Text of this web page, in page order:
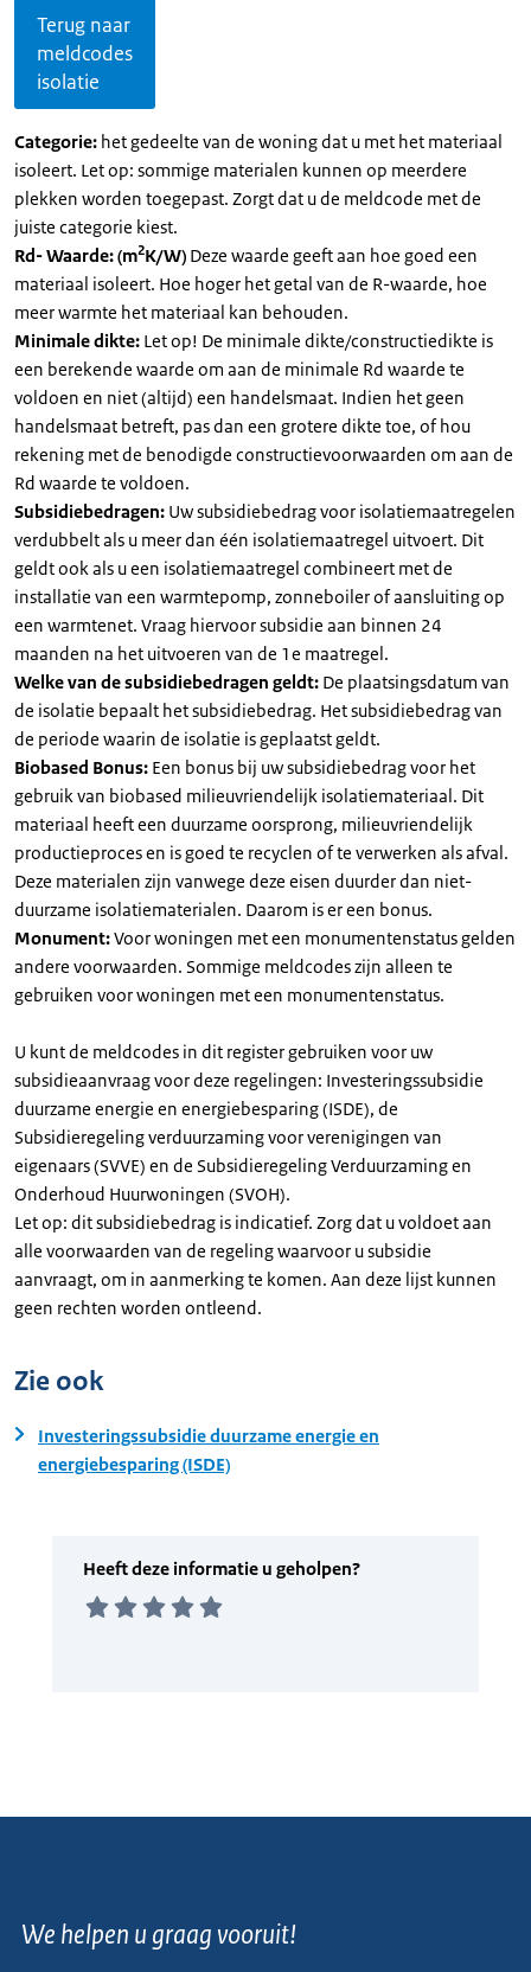
Terug naar
meldcodes
isolatie
Categorie: het gedeelte van de woning dat u met het materiaal
isoleert. Let op: sommige materialen kunnen op meerdere
plekken worden toegepast. Zorgt dat u de meldcode met de
juiste categorie kiest.
Rd- Waarde: (m2K/W) Deze waarde geeft aan hoe goed een
materiaal isoleert. Hoe hoger het getal van de R-waarde, hoe
meer warmte het materiaal kan behouden.
Minimale dikte: Let op! De minimale dikte/constructiedikte is
een berekende waarde om aan de minimale Rd waarde te
voldoen en niet (altijd) een handelsmaat. Indien het geen
handelsmaat betreft, pas dan een grotere dikte toe, of hou
rekening met de benodigde constructievoorwaarden om aan de
Rd waarde te voldoen.
Subsidiebedragen: Uw subsidiebedrag voor isolatiemaatregelen
verdubbelt als u meer dan één isolatiemaatregel uitvoert. Dit
geldt ook als u een isolatiemaatregel combineert met de
installatie van een warmtepomp, zonneboiler of aansluiting op
een warmtenet. Vraag hiervoor subsidie aan binnen 24
maanden na het uitvoeren van de 1e maatregel.
Welke van de subsidiebedragen geldt: De plaatsingsdatum van
de isolatie bepaalt het subsidiebedrag. Het subsidiebedrag van
de periode waarin de isolatie is geplaatst geldt.
Biobased Bonus: Een bonus bij uw subsidiebedrag voor het
gebruik van biobased milieuvriendelijk isolatiemateriaal. Dit
materiaal heeft een duurzame oorsprong, milieuvriendelijk
productieproces en is goed te recyclen of te verwerken als afval.
Deze materialen zijn vanwege deze eisen duurder dan niet-
duurzame isolatiematerialen. Daarom is er een bonus.
Monument:Voor woningen met een monumentenstatus gelden
andere voorwaarden. Sommige meldcodes zijn alleen te
gebruiken voor woningen met een monumentenstatus.
U kunt de meldcodes in dit register gebruiken voor uw
subsidieaanvraag voor deze regelingen: Investeringssubsidie
duurzame energie en energiebesparing (ISDE), de
Subsidieregeling verduurzaming voor verenigingen van
eigenaars (SVVE) en de Subsidieregeling Verduurzaming en
Onderhoud Huurwoningen (SVOH).
Let op: dit subsidiebedrag is indicatief. Zorg dat u voldoet aan
alle voorwaarden van de regeling waarvoor u subsidie
aanvraagt, om in aanmerking te komen. Aan deze lijst kunnen
geen rechten worden ontleend.
Zie ook
Investeringssubsidie duurzame energie en
energiebesparing (ISDE)
We helpen u graag vooruit!